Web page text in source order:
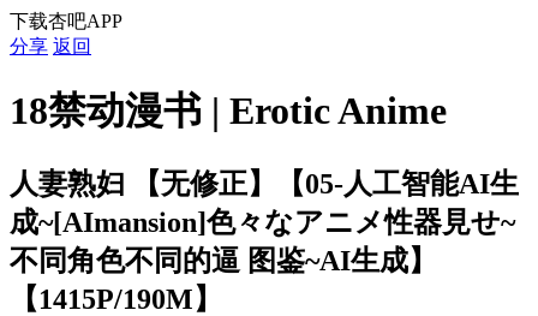
下载杏吧APP
分享 返回
18禁动漫书 | Erotic Anime
人妻熟妇
【无修正】【05-人工智能AI生
成~[AImansion]色々なアニメ性器見せ~
不同角色不同的逼 图鉴~AI生成】
【1415P/190M】